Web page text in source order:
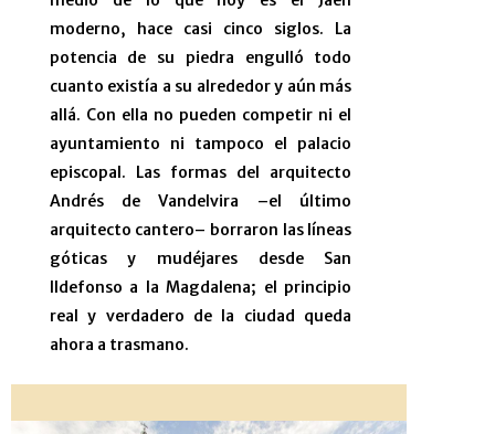
moderno, hace casi cinco siglos. La
potencia de su piedra engulló todo
cuanto existía a su alrededor y aún más
allá. Con ella no pueden competir ni el
ayuntamiento ni tampoco el palacio
episcopal. Las formas del arquitecto
Andrés de Vandelvira –el último
arquitecto cantero– borraron las líneas
góticas y mudéjares desde San
Ildefonso a la Magdalena; el principio
real y verdadero de la ciudad queda
ahora a trasmano.